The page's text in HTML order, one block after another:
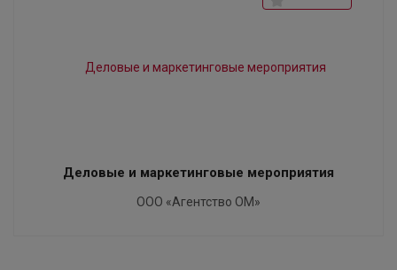
Деловые и маркетинговые мероприятия
ООО «Агентство ОМ»